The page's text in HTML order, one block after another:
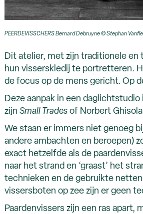
PEERDEVISSCHERS Bernard Debruyne © Stephan
Dit atelier, met zijn traditionele
hun visserskledij te portretteren.
de focus op de mens gericht. Op
Deze aanpak in een
zijn Small Trades of Norbert
We staan er immers niet genoeg
andere ambachten en beroepen)
exact hetzelfde als de
naar het strand en ‘graast’ het
technieken en de gebruikte netten
vissersboten op zee zijn er geen
Paardenvissers zijn een ras apart,